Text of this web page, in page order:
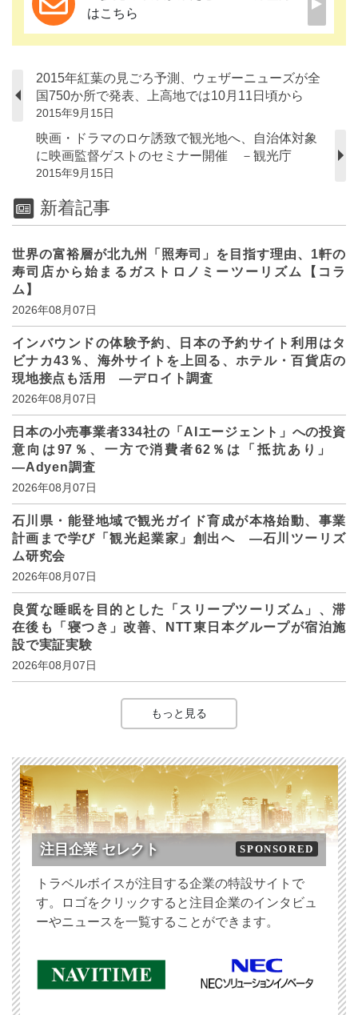
はこちら
2015年紅葉の見ごろ予測、ウェザーニューズが全
国750か所で発表、上高地では10月11日頃から
2015年9月15日
映画・ドラマのロケ誘致で観光地へ、自治体対象
に映画監督ゲストのセミナー開催 －観光庁
2015年9月15日
新着記事
世界の富裕層が北九州「照寿司」を目指す理由、1軒の
寿司店から始まるガストロノミーツーリズム【コラ
ム】
2026年08月07日
インバウンドの体験予約、日本の予約サイト利用はタ
ビナカ43％、海外サイトを上回る、ホテル・百貨店の
現地接点も活用 ―デロイト調査
2026年08月07日
日本の小売事業者334社の「AIエージェント」への投資
意向は97％、一方で消費者62％は「抵抗あり」
―Adyen調査
2026年08月07日
石川県・能登地域で観光ガイド育成が本格始動、事業
計画まで学び「観光起業家」創出へ ―石川ツーリズ
ム研究会
2026年08月07日
良質な睡眠を目的とした「スリープツーリズム」、滞
在後も「寝つき」改善、NTT東日本グループが宿泊施
設で実証実験
2026年08月07日
もっと見る
注目企業 セレクト SPONSORED
トラベルボイスが注目する企業の特設サイトで
す。ロゴをクリックすると注目企業のインタビュ
ーやニュースを一覧することができます。